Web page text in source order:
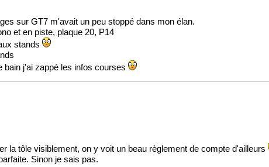
sur GT7 m'avait un peu stoppé dans mon élan.
et en piste, plaque 20, P14
stands
bain j'ai zappé les infos courses
la tôle visiblement, on y voit un beau règlement de compte d'ailleurs
Sinon je sais pas.